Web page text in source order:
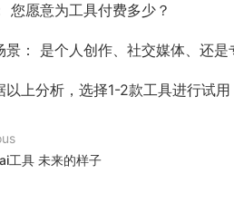
您愿意为工具付费多少？
景： 是个人创作、社交媒体、还是
以上分析，选择1-2款工具进行试用
工具 未来的样子